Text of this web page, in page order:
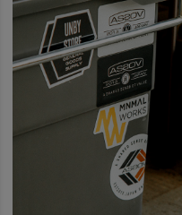
news All About
news AS2OV TRAVEL FAIR
UNBY STAFF
TRAVEL